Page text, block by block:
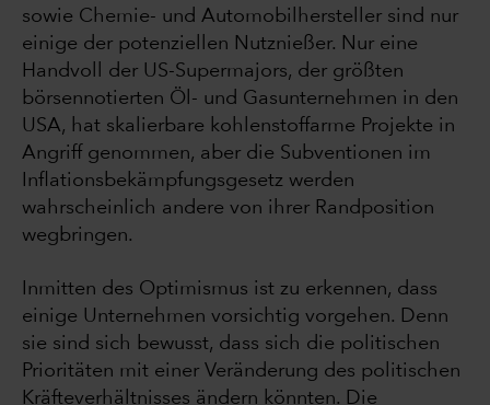
sowie Chemie- und Automobilhersteller sind nur
einige der potenziellen Nutznießer. Nur eine
Handvoll der US-Supermajors, der größten
börsennotierten Öl- und Gasunternehmen in den
USA, hat skalierbare kohlenstoffarme Projekte in
Angriff genommen, aber die Subventionen im
Inflationsbekämpfungsgesetz werden
wahrscheinlich andere von ihrer Randposition
wegbringen.
Inmitten des Optimismus ist zu erkennen, dass
einige Unternehmen vorsichtig vorgehen. Denn
sie sind sich bewusst, dass sich die politischen
Prioritäten mit einer Veränderung des politischen
Kräfteverhältnisses ändern könnten. Die